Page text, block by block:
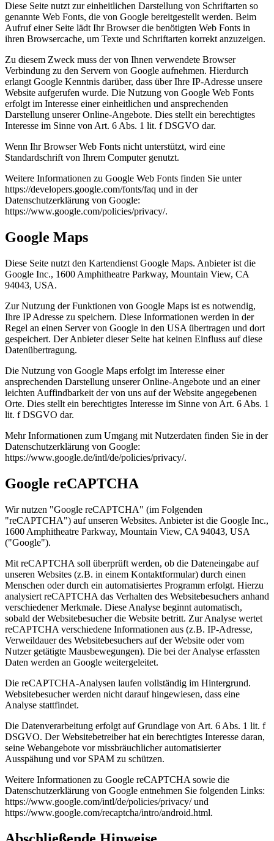
Diese Seite nutzt zur einheitlichen Darstellung von Schriftarten so
genannte Web Fonts, die von Google bereitgestellt werden. Beim
Aufruf einer Seite lädt Ihr Browser die benötigten Web Fonts in
ihren Browsercache, um Texte und Schriftarten korrekt anzuzeigen.
Zu diesem Zweck muss der von Ihnen verwendete Browser
Verbindung zu den Servern von Google aufnehmen. Hierdurch
erlangt Google Kenntnis darüber, dass über Ihre IP-Adresse unsere
Website aufgerufen wurde. Die Nutzung von Google Web Fonts
erfolgt im Interesse einer einheitlichen und ansprechenden
Darstellung unserer Online-Angebote. Dies stellt ein berechtigtes
Interesse im Sinne von Art. 6 Abs. 1 lit. f DSGVO dar.
Wenn Ihr Browser Web Fonts nicht unterstützt, wird eine
Standardschrift von Ihrem Computer genutzt.
Weitere Informationen zu Google Web Fonts finden Sie unter
https://developers.google.com/fonts/faq und in der
Datenschutzerklärung von Google:
https://www.google.com/policies/privacy/.
Google Maps
Diese Seite nutzt den Kartendienst Google Maps. Anbieter ist die
Google Inc., 1600 Amphitheatre Parkway, Mountain View, CA
94043, USA.
Zur Nutzung der Funktionen von Google Maps ist es notwendig,
Ihre IP Adresse zu speichern. Diese Informationen werden in der
Regel an einen Server von Google in den USA übertragen und dort
gespeichert. Der Anbieter dieser Seite hat keinen Einfluss auf diese
Datenübertragung.
Die Nutzung von Google Maps erfolgt im Interesse einer
ansprechenden Darstellung unserer Online-Angebote und an einer
leichten Auffindbarkeit der von uns auf der Website angegebenen
Orte. Dies stellt ein berechtigtes Interesse im Sinne von Art. 6 Abs. 1
lit. f DSGVO dar.
Mehr Informationen zum Umgang mit Nutzerdaten finden Sie in der
Datenschutzerklärung von Google:
https://www.google.de/intl/de/policies/privacy/.
Google reCAPTCHA
Wir nutzen "Google reCAPTCHA" (im Folgenden
"reCAPTCHA") auf unseren Websites. Anbieter ist die Google Inc.,
1600 Amphitheatre Parkway, Mountain View, CA 94043, USA
("Google").
Mit reCAPTCHA soll überprüft werden, ob die Dateneingabe auf
unseren Websites (z.B. in einem Kontaktformular) durch einen
Menschen oder durch ein automatisiertes Programm erfolgt. Hierzu
analysiert reCAPTCHA das Verhalten des Websitebesuchers anhand
verschiedener Merkmale. Diese Analyse beginnt automatisch,
sobald der Websitebesucher die Website betritt. Zur Analyse wertet
reCAPTCHA verschiedene Informationen aus (z.B. IP-Adresse,
Verweildauer des Websitebesuchers auf der Website oder vom
Nutzer getätigte Mausbewegungen). Die bei der Analyse erfassten
Daten werden an Google weitergeleitet.
Die reCAPTCHA-Analysen laufen vollständig im Hintergrund.
Websitebesucher werden nicht darauf hingewiesen, dass eine
Analyse stattfindet.
Die Datenverarbeitung erfolgt auf Grundlage von Art. 6 Abs. 1 lit. f
DSGVO. Der Websitebetreiber hat ein berechtigtes Interesse daran,
seine Webangebote vor missbräuchlicher automatisierter
Ausspähung und vor SPAM zu schützen.
Weitere Informationen zu Google reCAPTCHA sowie die
Datenschutzerklärung von Google entnehmen Sie folgenden Links:
https://www.google.com/intl/de/policies/privacy/ und
https://www.google.com/recaptcha/intro/android.html.